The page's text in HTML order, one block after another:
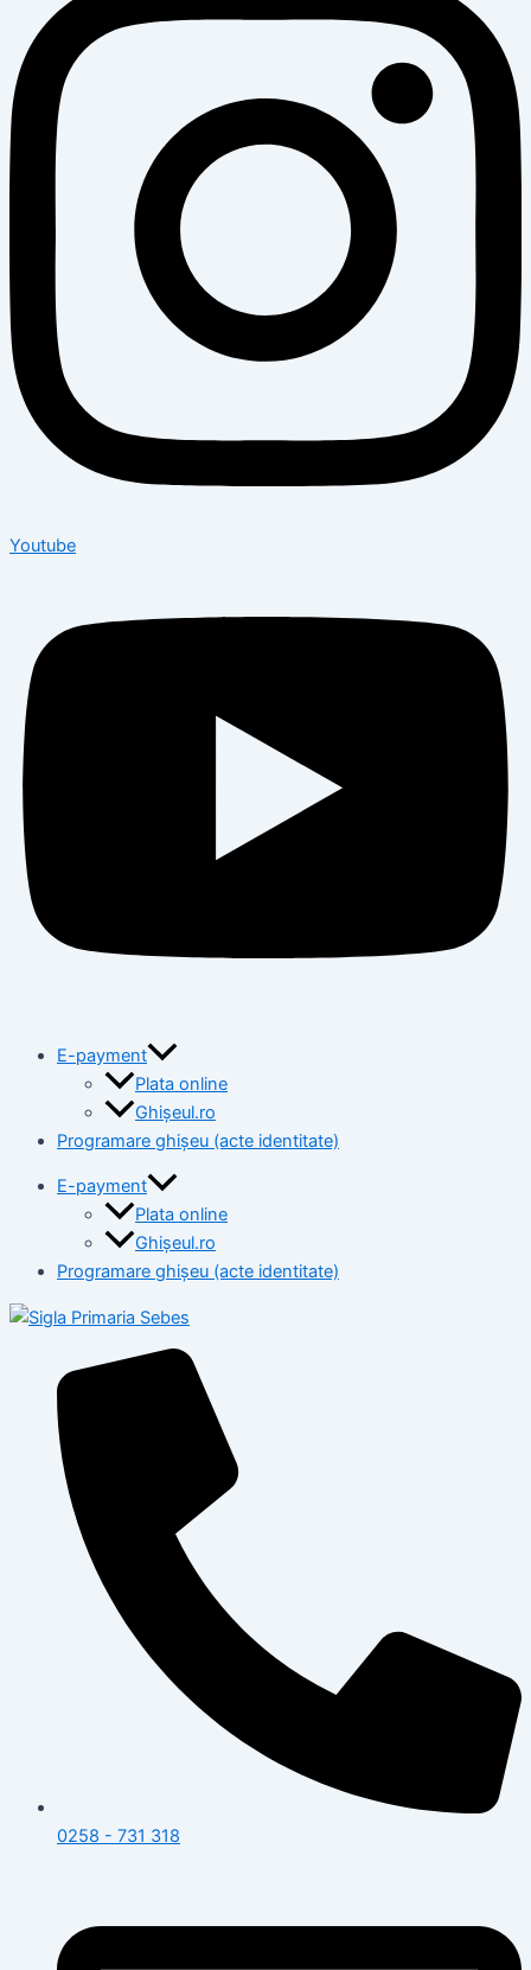
Youtube
E-payment
Plata online
Ghișeul.ro
Programare ghișeu (acte identitate)
E-payment
Plata online
Ghișeul.ro
Programare ghișeu (acte identitate)
0258 - 731 318